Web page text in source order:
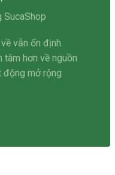
SucaShop
vẫn ổn định.
hơn về nguồn
động mở rộng